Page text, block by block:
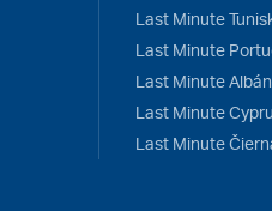
Last Minute
Last Minute
Last Minute
Last Minute
Last Minute